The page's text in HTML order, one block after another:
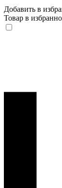
Добавить в
Товар в